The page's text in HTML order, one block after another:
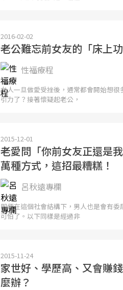
2016-02-02
老公難忘前女友的「床上
性福療程
女人一旦做愛受挫後，通常都會開始想
引力了？接著懷疑起老公，
2015-12-01
老愛問「你前女友正還是
萬種方式，這招最糟糕！
呂秋遠專欄
即便在這個社會結構下，男人也是會有
可怕了。以下同樣是經過非
2015-11-24
家世好、學歷高、又會賺
麼辦？